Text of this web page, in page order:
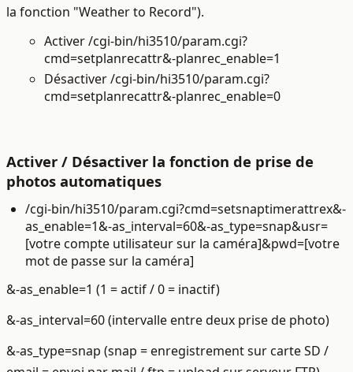
la fonction "Weather to Record").
Activer /cgi-bin/hi3510/param.cgi?
cmd=setplanrecattr&-planrec_enable=1
Désactiver /cgi-bin/hi3510/param.cgi?
cmd=setplanrecattr&-planrec_enable=0
Activer / Désactiver la fonction de prise de
photos automatiques
/cgi-bin/hi3510/param.cgi?cmd=setsnaptimerattrex&-
as_enable=1&-as_interval=60&-as_type=snap&usr=
[votre compte utilisateur sur la caméra]&pwd=[votre
mot de passe sur la caméra]
&-as_enable=1 (1 = actif / 0 = inactif)
&-as_interval=60 (intervalle entre deux prise de photo)
&-as_type=snap (snap = enregistrement sur carte SD /